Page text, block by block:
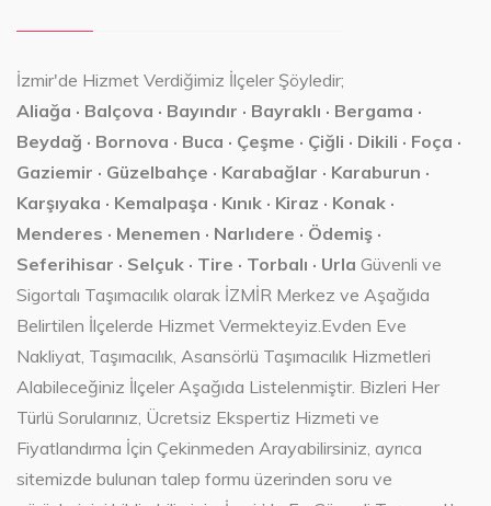
İzmir'de Hizmet Verdiğimiz İlçeler Şöyledir;
Aliağa · Balçova · Bayındır · Bayraklı · Bergama ·
Beydağ · Bornova · Buca · Çeşme · Çiğli · Dikili · Foça ·
Gaziemir · Güzelbahçe · Karabağlar · Karaburun ·
Karşıyaka · Kemalpaşa · Kınık · Kiraz · Konak ·
Menderes · Menemen · Narlıdere · Ödemiş ·
Seferihisar · Selçuk · Tire · Torbalı · Urla Güvenli ve
Sigortalı Taşımacılık olarak İZMİR Merkez ve Aşağıda
Belirtilen İlçelerde Hizmet Vermekteyiz.Evden Eve
Nakliyat, Taşımacılık, Asansörlü Taşımacılık Hizmetleri
Alabileceğiniz İlçeler Aşağıda Listelenmiştir. Bizleri Her
Türlü Sorularınız, Ücretsiz Ekspertiz Hizmeti ve
Fiyatlandırma İçin Çekinmeden Arayabilirsiniz, ayrıca
sitemizde bulunan talep formu üzerinden soru ve